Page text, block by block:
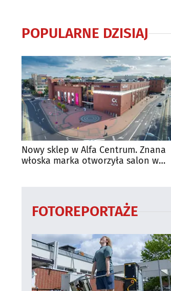
POPULARNE DZISIAJ
Nowy sklep w Alfa Centrum. Znana
włoska marka otworzyła salon w
FOTOREPORTAŻE